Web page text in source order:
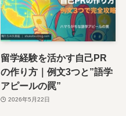
留学経験を活かす自己PR
の作り方｜例文3つと”語学
アピールの罠”
2026年5月22日